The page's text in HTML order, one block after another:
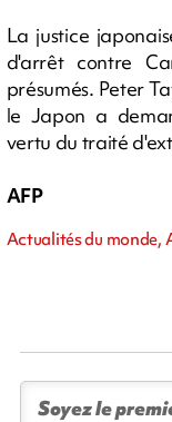
La justice
d'arrêt contre
présumés. Peter
le Japon a
vertu du traité
AFP
Actualités du monde,